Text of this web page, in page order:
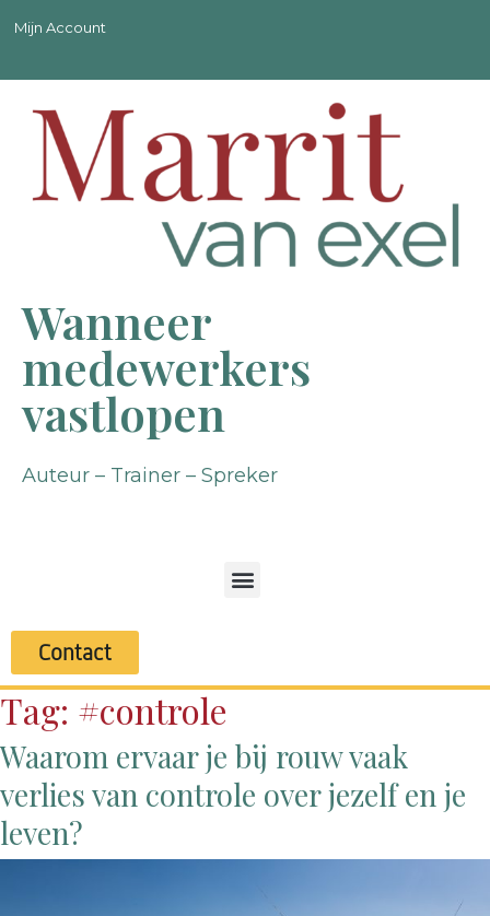
Mijn Account
Wanneer
medewerkers
vastlopen
Auteur – Trainer – Spreker
Contact
Tag: #controle
Waarom ervaar je bij rouw vaak
verlies van controle over jezelf en je
leven?